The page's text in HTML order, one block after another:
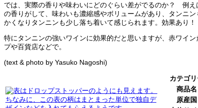
では、実際の香りや味わいにどのぐらい差がでるのか？ 例
の香りがして、味わいも濃縮感やボリュームがあり、タンニ
かくなりタンニンも少し落ち着いて感じられます。効果あり！
特にタンニンの強いワインに効果的だと思いますが、赤ワイ
プや百貨店などで。
(text & photo by Yasuko Nagoshi)
カテゴ
商品名
原産国